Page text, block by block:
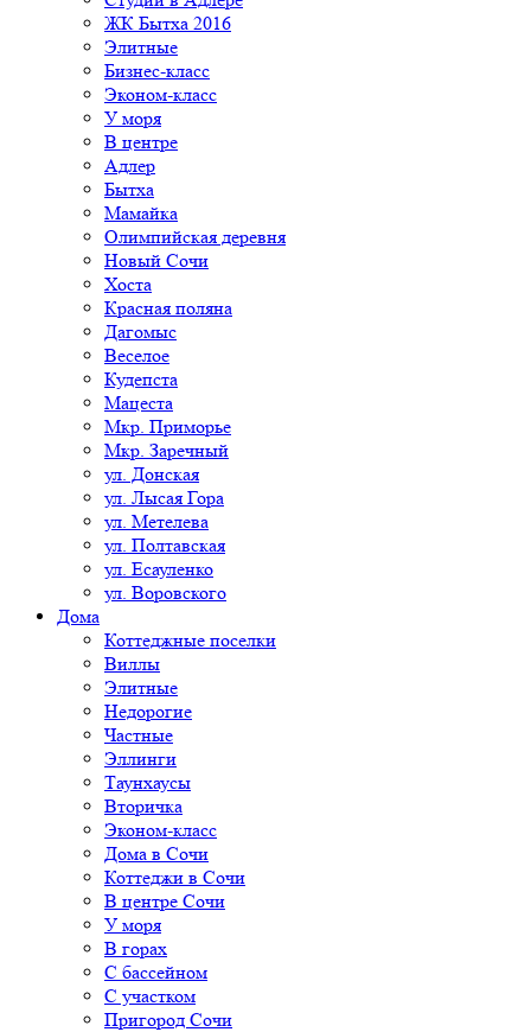
ЖК Бытха 2016
Элитные
Бизнес-класс
Эконом-класс
У моря
В центре
Адлер
Бытха
Мамайка
Олимпийская деревня
Новый Сочи
Хоста
Красная поляна
Дагомыс
Веселое
Кудепста
Мацеста
Мкр. Приморье
Мкр. Заречный
ул. Донская
ул. Лысая Гора
ул. Метелева
ул. Полтавская
ул. Есауленко
ул. Воровского
Дома
Коттеджные поселки
Виллы
Элитные
Недорогие
Частные
Эллинги
Таунхаусы
Вторичка
Эконом-класс
Дома в Сочи
Коттеджи в Сочи
В центре Сочи
У моря
В горах
С бассейном
С участком
Пригород Сочи